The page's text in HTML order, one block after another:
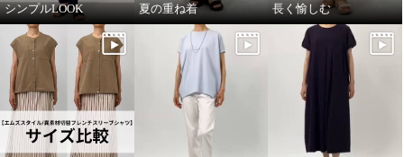
シンプルLOOK 夏の重ね着 長く愉しむ